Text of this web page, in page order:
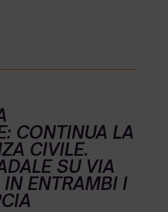
CONTINUA LA
CIVILE.
SU VIA
ENTRAMBI I